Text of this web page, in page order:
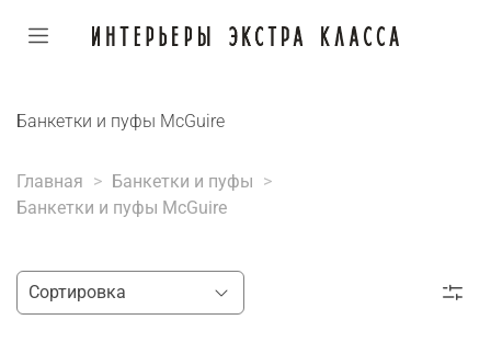
Банкетки и пуфы McGuire
Главная
Банкетки и пуфы
Банкетки и пуфы McGuire